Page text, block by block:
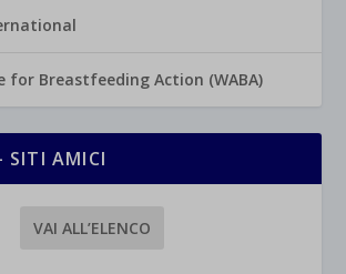
for Breastfeeding Action (WABA)
SITI AMICI
VAI ALL’ELENCO